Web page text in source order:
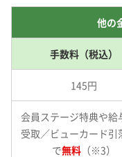
他の
手数料（税込）
145円
会員ステージ特典や給
受取／ビューカード引
で無料（※3）